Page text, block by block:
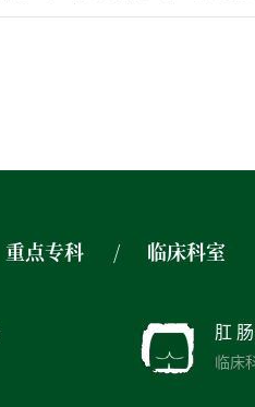
重点专科 临床科室
肛
临床